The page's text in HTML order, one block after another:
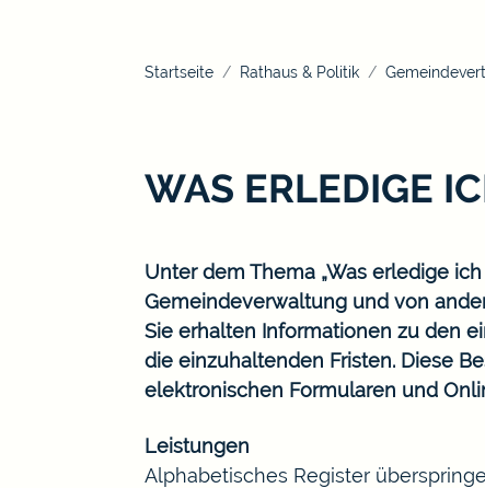
Startseite Rathaus & Politik
WAS ERLEDIGE
Unter dem Thema „Was erledige
Gemeindeverwaltung und von
Sie erhalten Informationen zu den
die einzuhaltenden Fristen. Diese
elektronischen Formularen und
Leistungen
Alphabetisches Register